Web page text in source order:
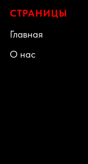
СТРАНИЦЫ
Главная
О нас